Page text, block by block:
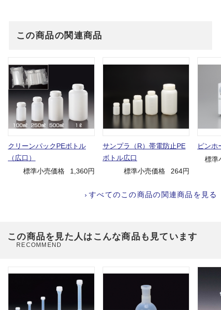
この商品の関連商品
クリーンパックPEボトル
（広口）
標準小売価格
1,360円
サンプラ（R）帯電防止PE
ボトル広口
標準小売価格
264円
ピンホ
標準
すべてのこの商品の関連商品を見る
この商品を見た人はこんな商品も見ています
RECOMMEND